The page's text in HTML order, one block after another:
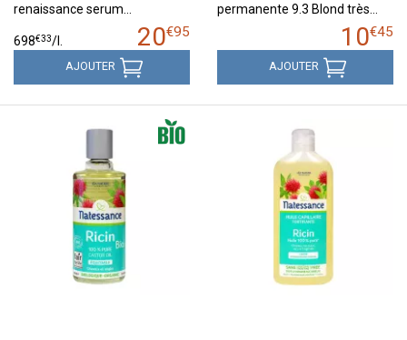
renaissance serum…
20€95
698€33/l.
AJOUTER
permanente 9.3 Blond très…
10€45
AJOUTER